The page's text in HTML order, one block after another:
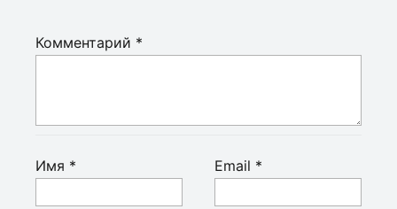
Комментарий *
Имя * Email *